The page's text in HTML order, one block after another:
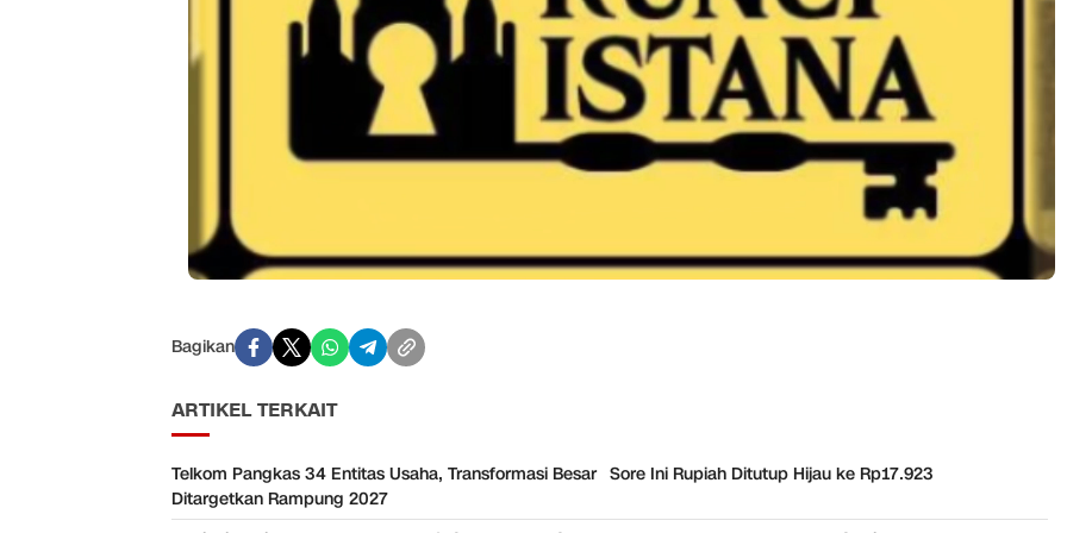
Bagikan
ARTIKEL TERKAIT
Telkom Pangkas 34 Entitas Usaha, Transformasi Besar
Ditargetkan Rampung 2027
Sore Ini Rupiah Ditutup Hijau ke Rp17.923